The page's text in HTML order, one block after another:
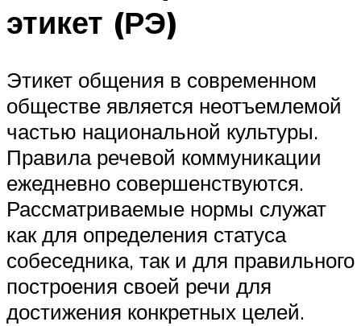
этикет (РЭ)
Этикет общения в современном
обществе является неотъемлемой
частью национальной культуры.
Правила речевой коммуникации
ежедневно совершенствуются.
Рассматриваемые нормы служат
как для определения статуса
собеседника, так и для правильного
построения своей речи для
достижения конкретных целей.